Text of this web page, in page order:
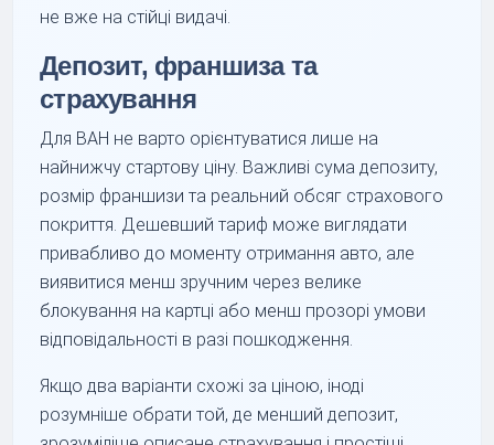
не вже на стійці видачі.
Депозит, франшиза та
страхування
Для BAH не варто орієнтуватися лише на
найнижчу стартову ціну. Важливі сума депозиту,
розмір франшизи та реальний обсяг страхового
покриття. Дешевший тариф може виглядати
привабливо до моменту отримання авто, але
виявитися менш зручним через велике
блокування на картці або менш прозорі умови
відповідальності в разі пошкодження.
Якщо два варіанти схожі за ціною, іноді
розумніше обрати той, де менший депозит,